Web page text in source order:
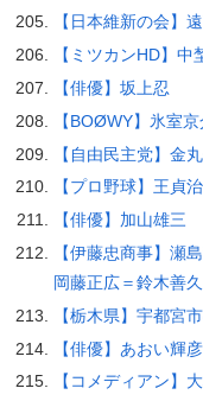
【日本維新の会】
【ミツカンHD】
【俳優】坂上忍
【BOØWY】氷室京
【自由民主党】金
【プロ野球】王貞治
【俳優】加山雄三
【伊藤忠商事】瀬
岡藤正広＝鈴木善久
【栃木県】宇都宮
【俳優】あおい輝彦
【コメディアン】